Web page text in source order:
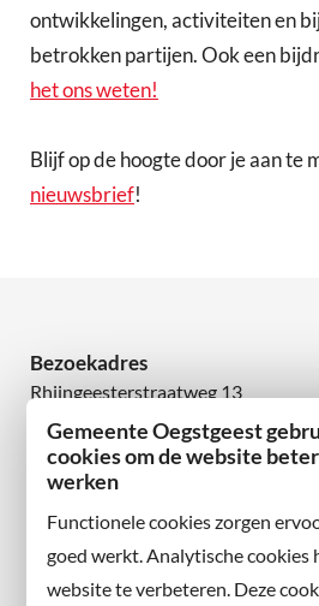
Gemeente Oegstgeest
cookies om de website
werken
Functionele cookies zorgen
goed werkt. Analytische cookies
website te verbeteren. Deze
ontwikkelingen, activiteiten en
betrokken partijen. Ook een
het ons weten!
Blijf op de hoogte door je aan te
nieuwsbrief!
Bezoekadres
Rhijngeesterstraatweg 13
2342 AN Oegstgeest
Wilt u niets missen?
en volg ons ook op sociale media.
Facebook